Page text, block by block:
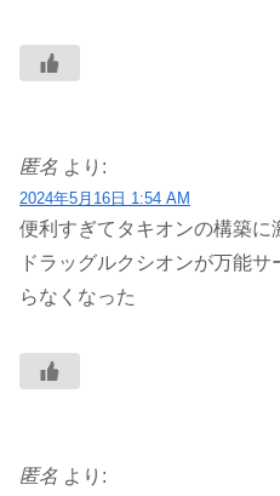
匿名 より:
2024年5月16日 1:54 AM
便利すぎてタキオンの構築に
ドラッグルクシオンが万能
らなくなった
匿名 より: